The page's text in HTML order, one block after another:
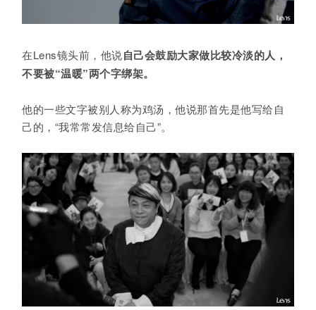
在Lens镜头前，他说自己会鼓励大家做比较冷淡的人，
不要被“温暖”两个字绑架。
他的一些文字被别人称为鸡汤，他说那首先是他写给自
己的，“我常常发信息给自己”。